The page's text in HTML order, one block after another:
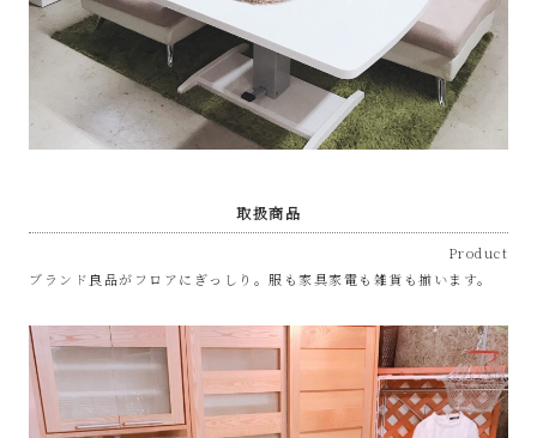
取扱商品
Product
ブランド良品がフロアにぎっしり。服も家具家電も雑貨も揃います。